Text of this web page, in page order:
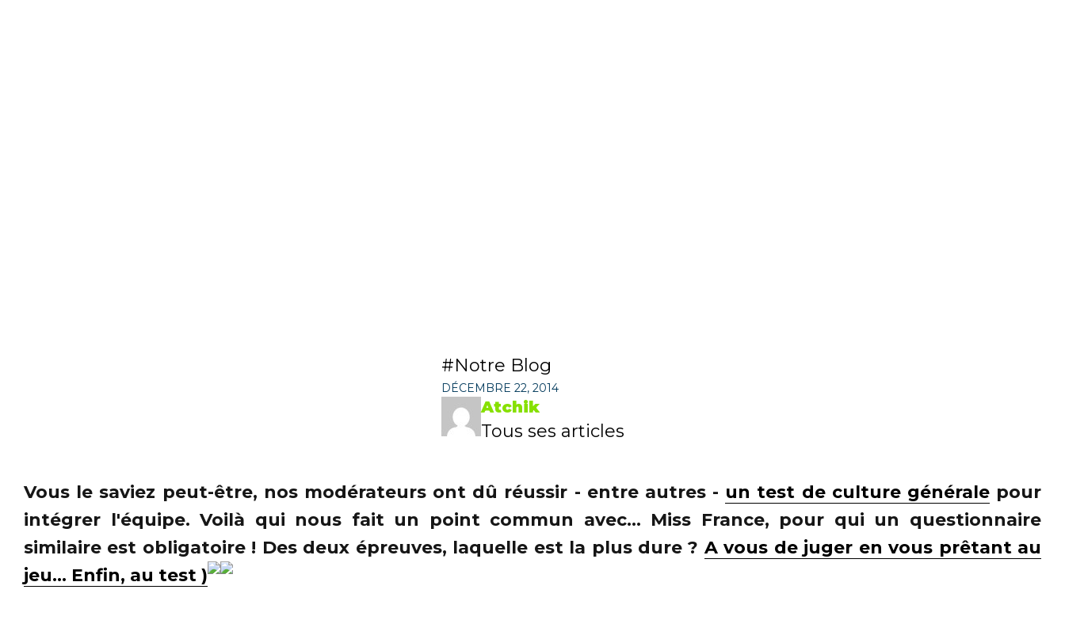
Notre Blog
DÉCEMBRE 22, 2014
Atchik
Tous ses articles
Vous le saviez peut-être, nos modérateurs ont dû réussir - entre autres - un test de culture généralepour
intégrer l'équipe. Voilà qui nous fait un point commun avec... Miss France, pour qui un questionnaire
similaire est obligatoire ! Des deux épreuves, laquelle est la plus dure ? A vous de juger en vous prêtant au
jeu... Enfin, au test )